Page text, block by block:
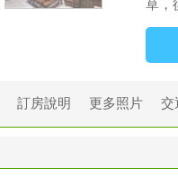
草，
訂房說明 更多照片 交